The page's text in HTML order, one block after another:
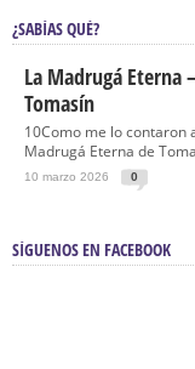
¿SABÍAS QUÉ?
La Madrugá Eterna
Tomasín
10Como me lo contaron
Madrugá Eterna de
10 marzo 2026 0
SÍGUENOS EN FACEBOOK